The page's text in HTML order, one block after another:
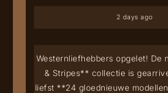
2 days ago
Westernliefhebbers opgelet! De
& Stripes** collectie is
liefst **24 gloednieuwe